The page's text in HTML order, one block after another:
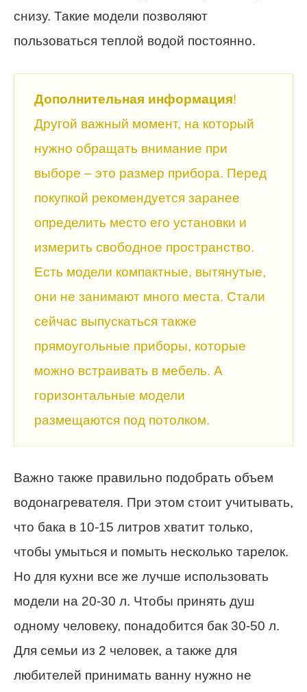
снизу. Такие модели позволяют
пользоваться теплой водой постоянно.
Дополнительная информация!
Другой важный момент, на который
нужно обращать внимание при
выборе – это размер прибора. Перед
покупкой рекомендуется заранее
определить место его установки и
измерить свободное пространство.
Есть модели компактные, вытянутые,
они не занимают много места. Стали
сейчас выпускаться также
прямоугольные приборы, которые
можно встраивать в мебель. А
горизонтальные модели
размещаются под потолком.
Важно также правильно подобрать объем
водонагревателя. При этом стоит учитывать,
что бака в 10-15 литров хватит только,
чтобы умыться и помыть несколько тарелок.
Но для кухни все же лучше использовать
модели на 20-30 л. Чтобы принять душ
одному человеку, понадобится бак 30-50 л.
Для семьи из 2 человек, а также для
любителей принимать ванну нужно не